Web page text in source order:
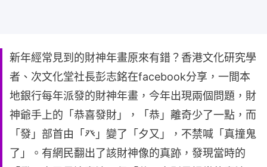
新年經常見到的財神年畫原來有錯？香港文化研究學
者、次文化堂社長彭志銘在facebook分享，一間本
地銀行每年派發的財神年畫，今年出現兩個問題，財
神爺手上的「恭喜發財」，「恭」離奇少了一點，而
「發」部首由「癶」變了「夕又」，不禁喊「真撞鬼
了」。有網民翻出了該財神像的真跡，發現當時的